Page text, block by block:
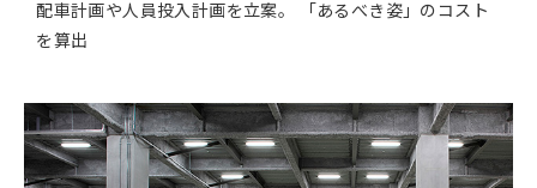
配車計画や人員投入計画を立案。 「あるべき姿」のコスト
を算出